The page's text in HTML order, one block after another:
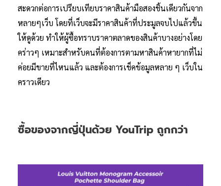
สะดวกต่อการเปรียบเทียบราคาสินค้ามือสองชิ้นเดียวกันจาก
หลายๆเว็บ โดยที่เว็บจะมีราคาสินค้าที่ประมูลจบไปแล้วขึ้น
ให้ดูด้วย ทำให้ผู้ซื้อทราบราคาตลาดของสินค้าบางอย่างโดย
คร่าวๆ เหมาะสำหรับคนที่ต้องการตามหาสินค้าหายากที่ไม่
ค่อยมีขายที่ไหนแล้ว และต้องการเช็คข้อมูลหลาย ๆ เว็บใน
คราวเดียว
ซื้อของจากญี่ปุ่นด้วย YouTrip ถูกกว่า